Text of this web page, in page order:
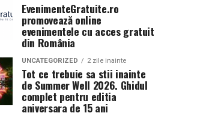
EvenimenteGratuite.ro
promovează online
evenimentele cu acces gratuit
din România
UNCATEGORIZED 2 zile inainte
Tot ce trebuie sa stii inainte
de Summer Well 2026. Ghidul
complet pentru editia
aniversara de 15 ani